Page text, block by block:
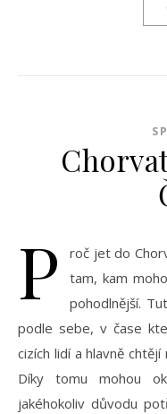
P
roč jet do
tam, kam
pohodlnější.
podle sebe, v čase
cizích lidí a hlavně
Díky tomu mohou
jakéhokoliv důvodu